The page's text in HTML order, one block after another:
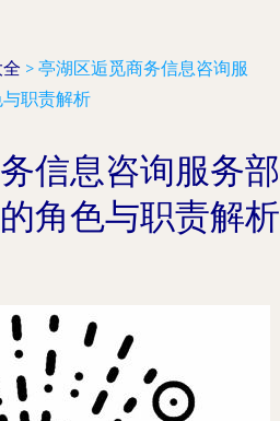
> 亭湖区逅觅商务信息咨询服
职责解析
信息咨询服务部
角色与职责解析